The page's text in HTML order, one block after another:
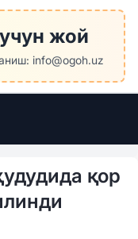
жой
info@ogoh.uz
қор